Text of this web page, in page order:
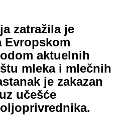
zatražila je
Evropskom
aktuelnih
mleka i mlečnih
je zakazan
učešće